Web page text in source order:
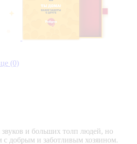
(0)
и больших толп людей, но
с добрым и заботливым хозяином.